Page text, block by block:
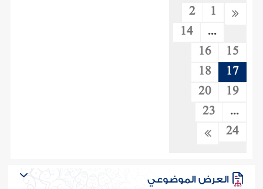
1
2
...
14
15
16
17
18
19
20
...
23
24
العرض الموضوعي